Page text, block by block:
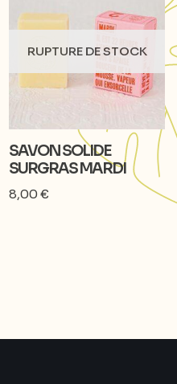
RUPTURE DE STOCK
SAVON SOLIDE
SURGRAS MARDI
8,00€